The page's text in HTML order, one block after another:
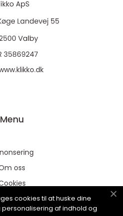
Menu
oss
oss
cookies til at huske dine
personalisering af indhold og